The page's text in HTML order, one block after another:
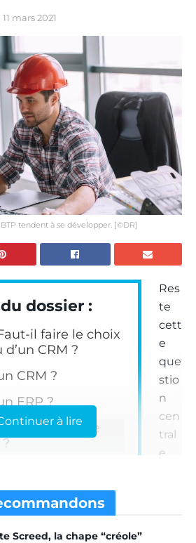
11 mars 2021
BTP tendent à se développer. [©DR]
dossier :
il faire le choix
d’un CRM ?
CRM ?
ERP ?
il utile pour une
?
Res
te
cett
e
que
stio
n
cen
tral
e,
TPE ou à une PME ? L’ERP
d’apporter des
à lire
Screed, la chape “créole”